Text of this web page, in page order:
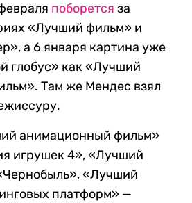
поборется за
«Лучший фильм» и
а 6 января картина уже
глобус» как «Лучший
Там же Мендес взял
анимационный фильм»
игрушек 4», «Лучший
«Лучший
платформ» —